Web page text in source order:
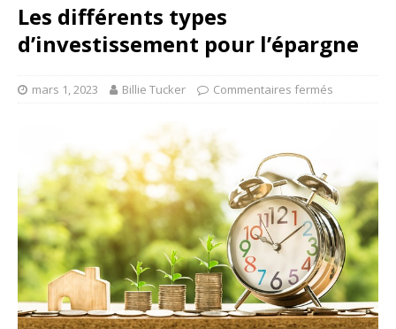
Les différents types
d’investissement pour l’épargne
mars 1, 2023 Billie Tucker Commentaires fermés